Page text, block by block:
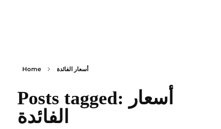
Home أسعار الفائدة
Posts tagged: أسعار
الفائدة